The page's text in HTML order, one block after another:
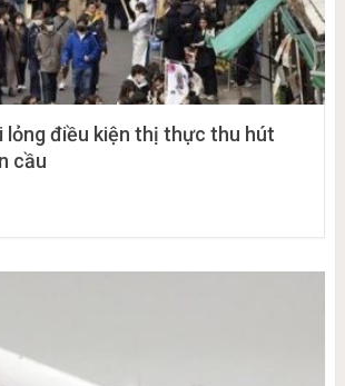
lỏng điều kiện thị thực thu hút
cầu